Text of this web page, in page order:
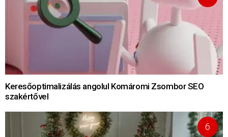
Keresőoptimalizálás angolul Komáromi Zsombor SEO
szakértővel